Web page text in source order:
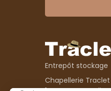
Entrepôt stockage
Chapellerie Traclet